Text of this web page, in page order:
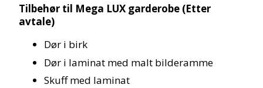
Tilbehør til Mega LUX garderobe (Etter
avtale)
Dør i birk
Dør i laminat med malt bilderamme
Skuff med laminat